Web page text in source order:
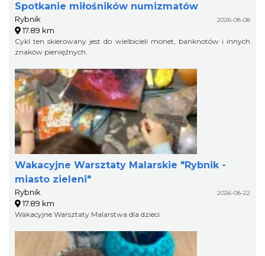
Spotkanie miłośników numizmatów
Rybnik 2026-08-08
17.89 km
Cykl ten skierowany jest do wielbicieli monet, banknotów i innych
znaków pieniężnych.
Wakacyjne Warsztaty Malarskie "Rybnik -
miasto zieleni"
Rybnik 2026-08-22
17.89 km
Wakacyjne Warsztaty Malarstwa dla dzieci